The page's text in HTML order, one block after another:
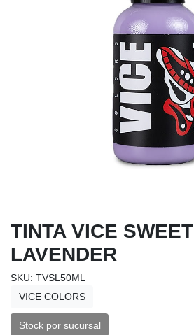
TINTA VICE SWEET
LAVENDER
SKU: TVSL50ML
VICE COLORS
Stock por sucursal